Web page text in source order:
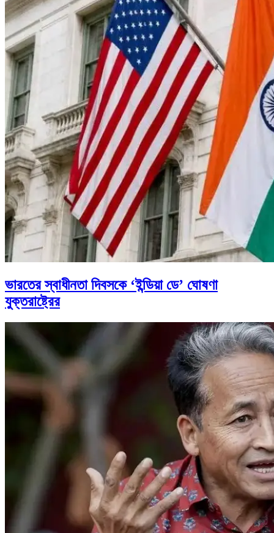
ভারতের স্বাধীনতা দিবসকে ‘ইন্ডিয়া ডে’ ঘোষণা
যুক্তরাষ্ট্রের